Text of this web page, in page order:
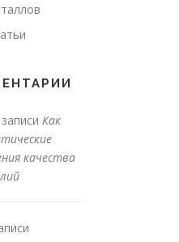
Как
качества